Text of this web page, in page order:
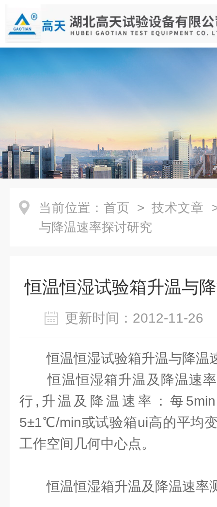
当前位置： 首页 > 技术文章
与降温速率探讨研究
恒温恒湿试验箱升温与
更新时间：2012-11-
恒温恒湿试验箱升温与降温
恒温恒湿箱升温及降温速率
行,升温及降温速率：每
5±1℃/min或试验箱ui高的平均
工作空间几何中心点。
恒温恒湿箱升温及降温速率